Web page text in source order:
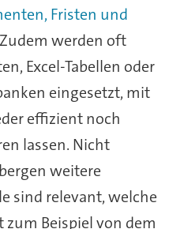
Fristen und
werden oft
Excel-Tabellen oder
eingesetzt, mit
effizient noch
lassen. Nicht
weitere
sind relevant, welche
zum Beispiel von dem